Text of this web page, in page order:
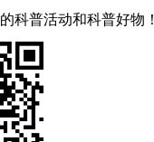
科普活动和科普好物！